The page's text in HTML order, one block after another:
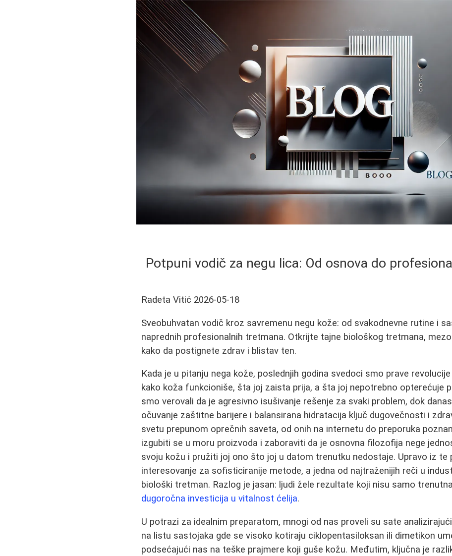
Potpuni vodič za negu lica: Od osnova do
Radeta Vitić 2026-05-18
Sveobuhvatan vodič kroz savremenu negu kože: od svakodnevne rutine i
naprednih profesionalnih tretmana. Otkrijte tajne biološkog tretmana,
kako da postignete zdrav i blistav ten.
Kada je u pitanju nega kože, poslednjih godina svedoci smo prave
kako koža funkcioniše, šta joj zaista prija, a šta joj nepotrebno opterećuje
smo verovali da je agresivno isušivanje rešenje za svaki problem, dok
očuvanje zaštitne barijere i balansirana hidratacija ključ dugovečnosti i
svetu prepunom oprečnih saveta, od onih na internetu do preporuka
izgubiti se u moru proizvoda i zaboraviti da je osnovna filozofija nege
svoju kožu i pružiti joj ono što joj u datom trenutku nedostaje. Upravo iz te
interesovanje za sofisticiranije metode, a jedna od najtraženijih reči u
biološki tretman. Razlog je jasan: ljudi žele rezultate koji nisu samo
dugoročna investicija u vitalnost ćelija.
U potrazi za idealnim preparatom, mnogi od nas proveli su sate
na listu sastojaka gde se visoko kotiraju ciklopentasiloksan ili dimetikon
podsećajući nas na teške prajmere koji guše kožu. Međutim, ključna je